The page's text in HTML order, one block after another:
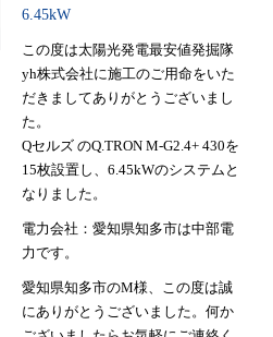
6.45kW
この度は太陽光発電最安値発掘隊
yh株式会社に施工のご用命をいた
だきましてありがとうございまし
た。
Qセルズ のQ.TRON M-G2.4+ 430を
15枚設置し、6.45kWのシステムと
なりました。
電力会社：愛知県知多市は中部電
力です。
愛知県知多市のM様、この度は誠
にありがとうございました。何か